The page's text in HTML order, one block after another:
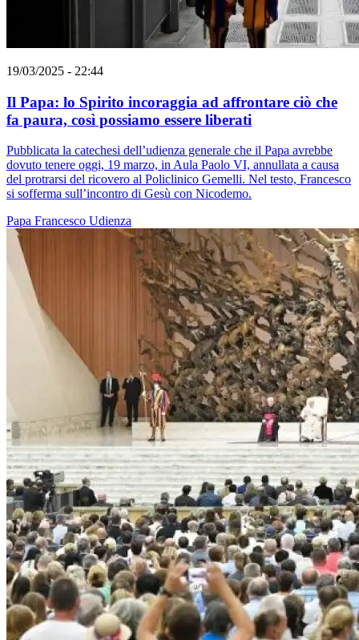
19/03/2025 - 22:44
Il Papa: lo Spirito incoraggia ad affrontare ciò che
fa paura, così possiamo essere liberati
Pubblicata la catechesi dell’udienza generale che il Papa avrebbe
dovuto tenere oggi, 19 marzo, in Aula Paolo VI, annullata a causa
del protrarsi del ricovero al Policlinico Gemelli. Nel testo, Francesco
si sofferma sull’incontro di Gesù con Nicodemo.
Papa Francesco Udienza